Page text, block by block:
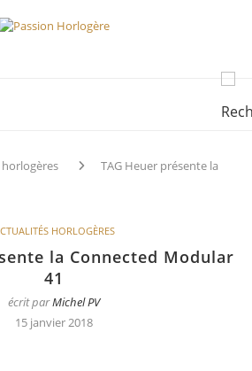
TAG Heuer présente la
HORLOGÈRES
la Connected Modular
41
écrit parMichel PV
15 janvier 2018